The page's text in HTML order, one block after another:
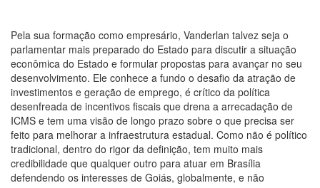
Pela sua formação como empresário, Vanderlan talvez seja o
parlamentar mais preparado do Estado para discutir a situação
econômica do Estado e formular propostas para avançar no seu
desenvolvimento. Ele conhece a fundo o desafio da atração de
investimentos e geração de emprego, é crítico da política
desenfreada de incentivos fiscais que drena a arrecadação de
ICMS e tem uma visão de longo prazo sobre o que precisa ser
feito para melhorar a infraestrutura estadual. Como não é político
tradicional, dentro do rigor da definição, tem muito mais
credibilidade que qualquer outro para atuar em Brasília
defendendo os interesses de Goiás, globalmente, e não